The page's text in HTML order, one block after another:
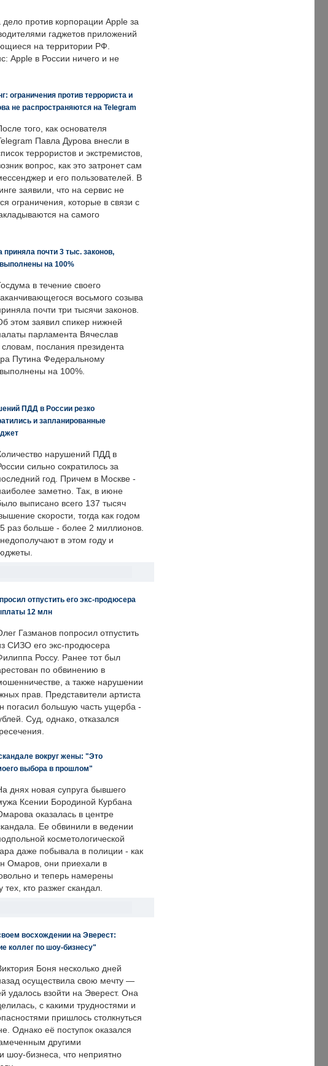
против корпорации Apple за
гаджетов приложений
на территории РФ.
Apple в России ничего и не
ограничения против террориста и
не распространяются на Telegram
того, как основателя
Павла Дурова внесли в
террористов и экстремистов,
вопрос, как это затронет сам
и его пользователей. В
заявили, что на сервис не
ограничения, которые в связи с
на самого
почти 3 тыс. законов,
на 100%
в течение своего
восьмого созыва
почти три тысячи законов.
этом заявил спикер нижней
парламента Вячеслав
послания президента
Путина Федеральному
на 100%.
ПДД в России резко
и запланированные
нарушений ПДД в
сильно сократилось за
год. Причем в Москве -
заметно. Так, в июне
выписано всего 137 тысяч
скорости, тогда как годом
раз больше - более 2 миллионов.
в этом году и
отпустить его экс-продюсера
12 млн
Газманов попросил отпустить
СИЗО его экс-продюсера
Россу. Ранее тот был
по обвинению в
а также нарушении
прав. Представители артиста
погасил большую часть ущерба -
Суд, однако, отказался
вокруг жены: "Это
выбора в прошлом"
днях новая супруга бывшего
Ксении Бородиной Курбана
оказалась в центре
Ее обвинили в ведении
косметологической
даже побывала в полиции - как
Омаров, они приехали в
и теперь намерены
тех, кто разжег скандал.
восхождении на Эверест:
коллег по шоу-бизнесу"
Боня несколько дней
осуществила свою мечту —
удалось взойти на Эверест. Она
с какими трудностями и
пришлось столкнуться
Однако её поступок оказался
другими
шоу-бизнеса, что неприятно